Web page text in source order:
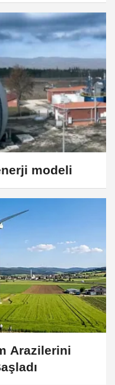
modeli
Arazilerini